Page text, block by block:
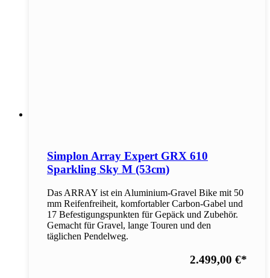
Simplon Array Expert GRX 610
Sparkling Sky M (53cm)
Das ARRAY ist ein Aluminium-Gravel Bike mit 50
mm Reifenfreiheit, komfortabler Carbon-Gabel und
17 Befestigungspunkten für Gepäck und Zubehör.
Gemacht für Gravel, lange Touren und den
täglichen Pendelweg.
2.499,00 €*